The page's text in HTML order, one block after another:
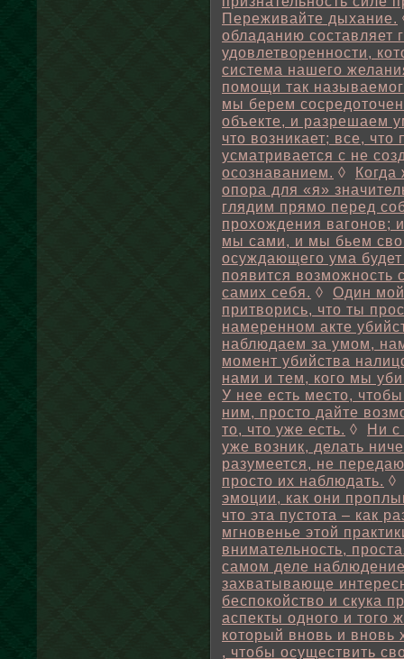
Переживайте дыхание.
обладанию составляет
удовлетворенности,
система нашего
помощи так
мы берем
объекте, и разрешаем
что возникает; все,
усматривается с не
осознаванием. ◊ Когда
опора для «я»
глядим прямо перед
прохождения вагонов;
мы сами, и мы бьем
осуждающего ума
появится возможность
самих себя. ◊ Один
притворись, что ты
намеренном акте
наблюдаем за умом,
момент убийства
нами и тем, кого мы
У нее есть место,
ним, просто дайте
то, что уже есть. ◊ Ни с
уже возник, делать
разумеется, не
просто их наблюдать.
эмоции, как они
что эта пустота – как
мгновенье этой
внимательность,
самом деле
захватывающе
беспокойство и скука
аспекты одного и того
который вновь и вновь
, чтобы осуществить